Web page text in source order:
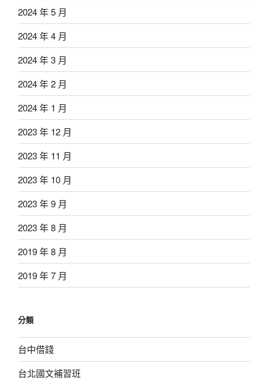
2024 年 5 月
2024 年 4 月
2024 年 3 月
2024 年 2 月
2024 年 1 月
2023 年 12 月
2023 年 11 月
2023 年 10 月
2023 年 9 月
2023 年 8 月
2019 年 8 月
2019 年 7 月
分類
台中借錢
台北國文補習班